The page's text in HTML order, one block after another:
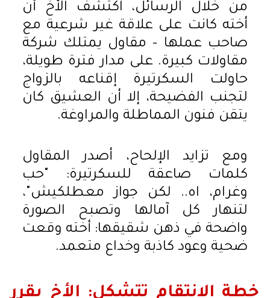
من خلال الرسائل، اكتشف الأخ أن
أخته كانت على علاقة غير شرعية مع
صاحب عملها – مقاول يمتلك شركة
مقاولات كبيرة. على مدار فترة طويلة،
حاولت السكرتيرة إقناعه بالزواج
لتجنب الفضيحة، إلا أن العشيق كان
يتقن فنون المماطلة والمراوغة.
ومع تزايد الإلحاح، أصدر المقاول
كلمات صاعقة للسكرتيرة: "حب
وغرام، اه.. لكن جواز معطلكيش"،
لتنهار كل آمالها وتصبح الصورة
واضحة في ذهن شقيقها: أخته وقعت
ضحية وعود كاذبة وخداع متعمد.
خطة الانتقام تتشكل: الأخ يقرر